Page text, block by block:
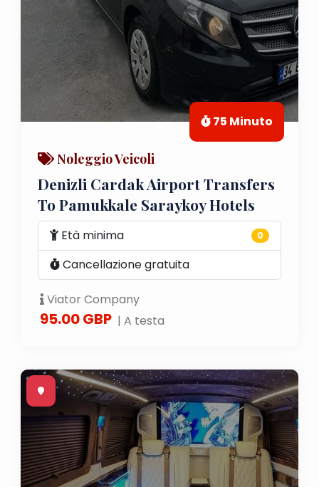
75 Minuto
Noleggio Veicoli
Denizli Cardak Airport Transfers
To Pamukkale Saraykoy Hotels
Età minima 0
Cancellazione gratuita
Viator Company
95.00 GBP | A testa